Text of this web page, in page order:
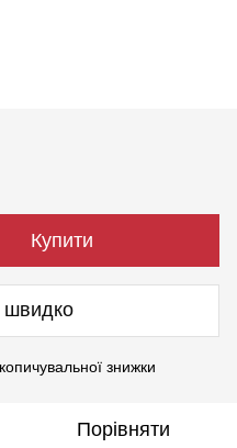
Купити
швидко
знижки
Порівняти